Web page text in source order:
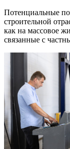
Потенциальные
строительной
как на массовое
связанные с